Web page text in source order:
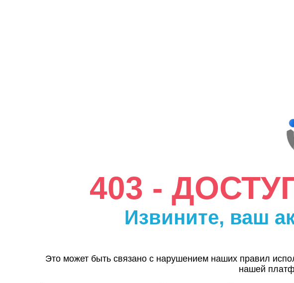
403 -
Извините, ваш
Это может быть связано с нарушением наших правил
нашей